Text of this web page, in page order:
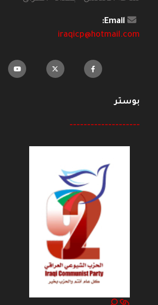
Email:
iraqicp@hotmail.com
بوستر
--------------------